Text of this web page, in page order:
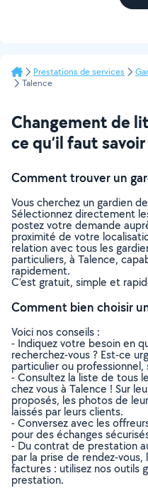
Prestations de services
Talence
Changement de
ce qu’il faut savoir
Comment trouver un
Vous cherchez un gardien
Sélectionnez directement
postez votre demande
proximité de votre
relation avec tous les
particuliers, à Talence,
rapidement.
C’est gratuit, simple et
Comment bien choisir
Voici nos conseils :
- Indiquez votre besoin en
recherchez-vous ? Est-ce
particulier ou professionnel,
- Consultez la liste de tous
chez vous à Talence ! Sur
proposés, les photos de
laissés par leurs clients.
- Conversez avec les
pour des échanges
- Du contrat de prestation
par la prise de rendez-
factures : utilisez nos outils
prestation.